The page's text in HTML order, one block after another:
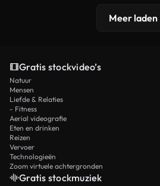
Meer laden
Gratis stockvideo’s
Natuur
Mensen
Liefde & Relaties
- Fitness
Aerial videografie
Eten en drinken
Reizen
Vervoer
Technologieën
Zoom virtuele achtergronden
Gratis stockmuziek